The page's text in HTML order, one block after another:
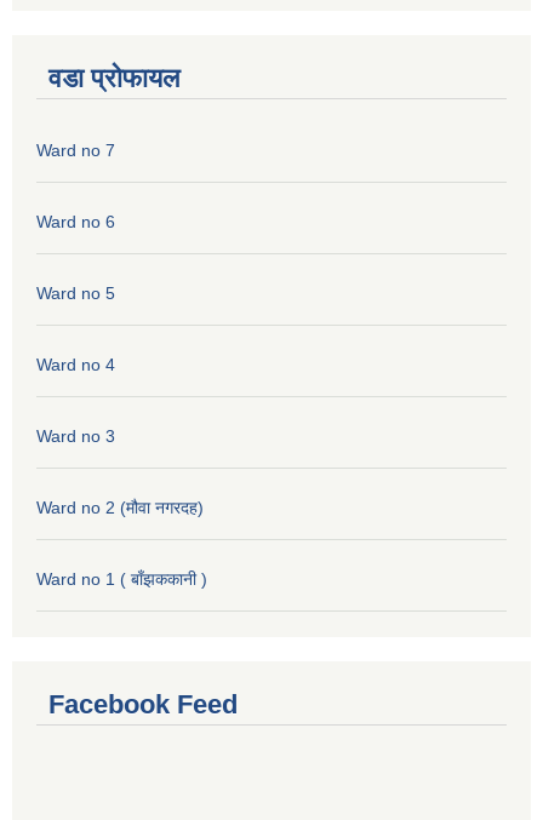
वडा प्रोफायल
Ward no 7
Ward no 6
Ward no 5
Ward no 4
Ward no 3
Ward no 2 (मौवा नगरदह)
Ward no 1 ( बाँझककानी )
Facebook Feed